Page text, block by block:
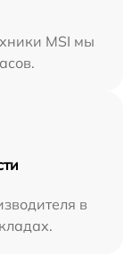
MSI мы
в